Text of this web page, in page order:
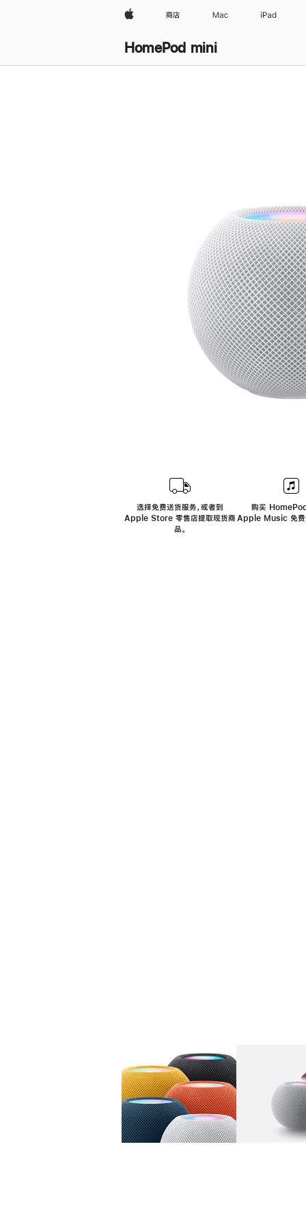
Apple 商店 Mac iPad
HomePod mini
选择免费送货服务，或者到
Apple Store 零售店提取现货商
品。
购买
Apple Music 免费
图库 图像 1